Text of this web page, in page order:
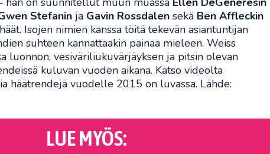
Stefanin ja Gavin Rossdalen sekä Ben Affleckin
häät. Isojen nimien kanssa töitä tekevän asiantuntijan
suhteen kannattaakin painaa mieleen. Weiss
luonnon, vesiväriliukuvärjäyksen ja pitsin olevan
kuluvan vuoden aikana. Katso videolta
häätrendejä vuodelle 2015 on luvassa. Lähde:
LUE MYÖS: